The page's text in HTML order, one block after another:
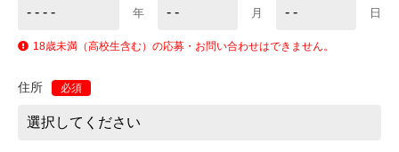
年 月 日
18歳未満（高校生含む）の応募・お問い合わせはできません。
住所 必須